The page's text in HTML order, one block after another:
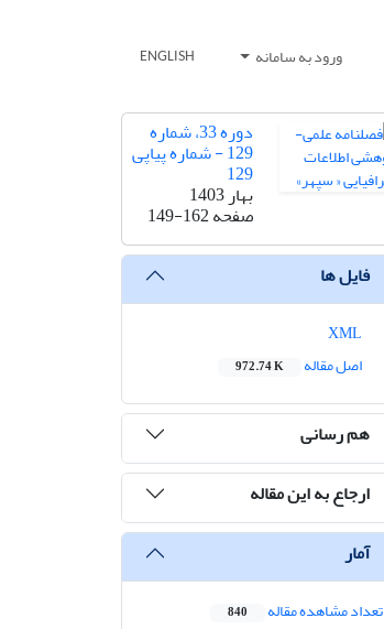
ورود به سامانه ENGLISH
دوره 33، شماره
129 - شماره پیاپی
129
بهار 1403
صفحه149-162
فایل ها
اصل مقاله
972.74 K
هم رسانی
ارجاع به این مقاله
آمار
تعداد مشاهده مقاله 840